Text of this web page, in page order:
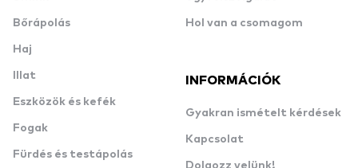
Bőrápolás
Haj
Illat
Eszközök és kefék
Fogak
Fürdés és testápolás
Hol van a csomagom
INFORMÁCIÓK
Gyakran ismételt kérdések
Kapcsolat
Dolgozz velünk!